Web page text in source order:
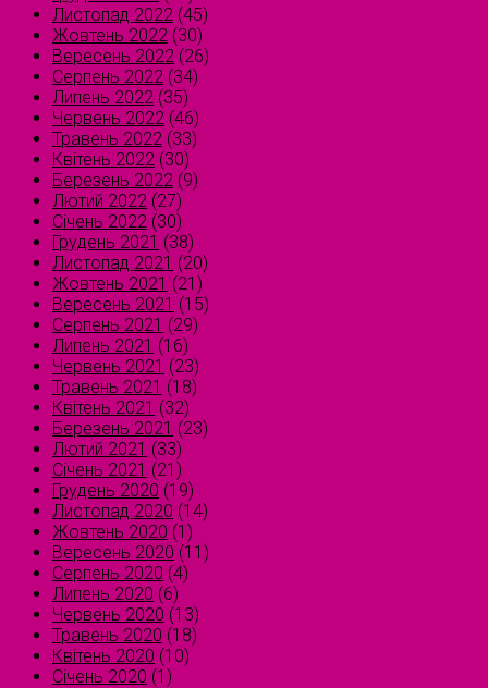
Листопад 2022 (45)
Жовтень 2022 (30)
Вересень 2022 (26)
Серпень 2022 (34)
Липень 2022 (35)
Червень 2022 (46)
Травень 2022 (33)
Квітень 2022 (30)
Березень 2022 (9)
Лютий 2022 (27)
Січень 2022 (30)
Грудень 2021 (38)
Листопад 2021 (20)
Жовтень 2021 (21)
Вересень 2021 (15)
Серпень 2021 (29)
Липень 2021 (16)
Червень 2021 (23)
Травень 2021 (18)
Квітень 2021 (32)
Березень 2021 (23)
Лютий 2021 (33)
Січень 2021 (21)
Грудень 2020 (19)
Листопад 2020 (14)
Жовтень 2020 (1)
Вересень 2020 (11)
Серпень 2020 (4)
Липень 2020 (6)
Червень 2020 (13)
Травень 2020 (18)
Квітень 2020 (10)
Січень 2020 (1)